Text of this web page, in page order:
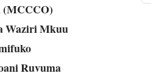
(MCCCO)
Waziri Mkuu
Ruvuma